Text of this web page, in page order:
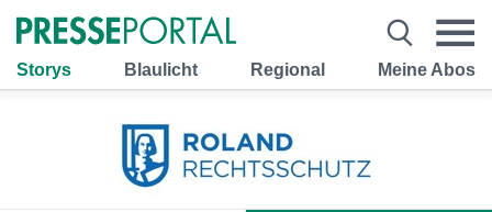
Storys Blaulicht Regional Meine Abos